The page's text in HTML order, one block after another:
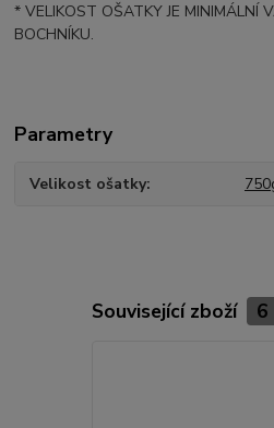
* VELIKOST OŠATKY JE MINIMÁLNÍ
BOCHNÍKU.
Parametry
Velikost ošatky
Související zboží 6